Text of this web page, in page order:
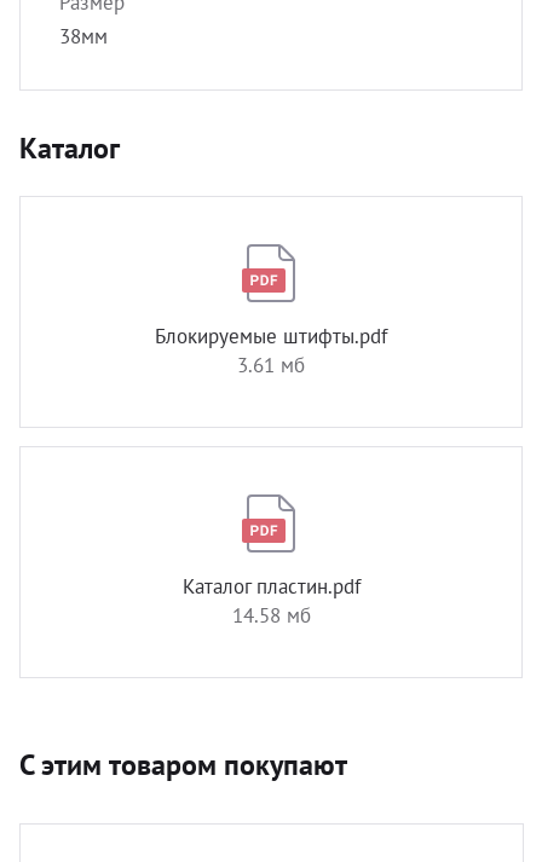
38мм
Каталог
Блокируемые штифты.pdf
3.61 мб
Каталог пластин.pdf
14.58 мб
С этим товаром покупают